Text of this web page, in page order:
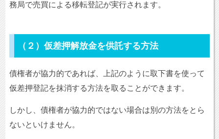
務局で売買による移転登記が実行されます。
（２）仮差押解放金を供託する方法
債権者が協力的であれば、上記のように取下書を使って
仮差押登記を抹消する方法を取ることができます。
しかし、債権者が協力的ではない場合は別の方法をとら
ないといけません。